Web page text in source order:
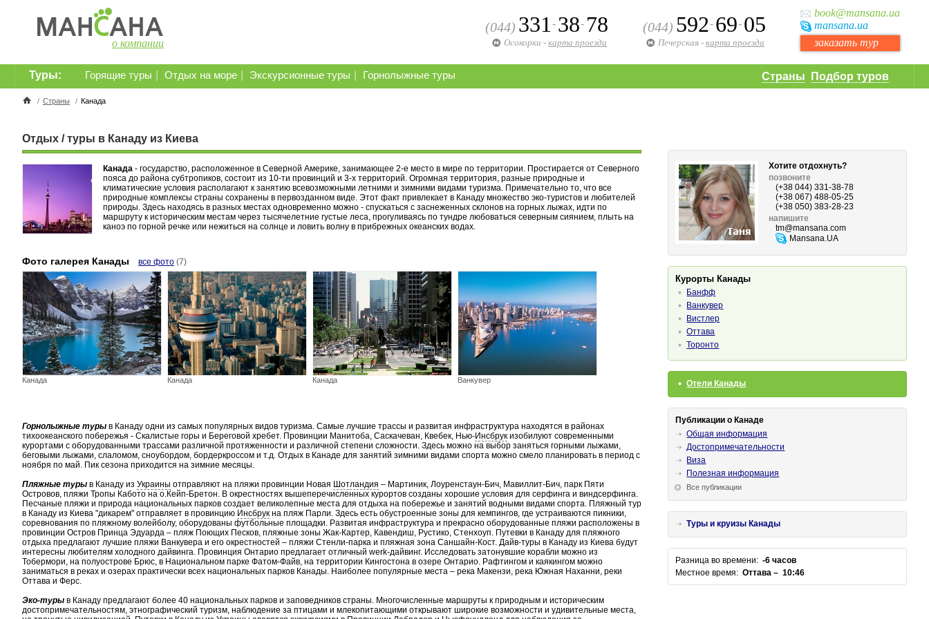
о компании
book@mansana.ua
mansana.ua
заказать тур
(044) 592- 69- 05
Печерская - карта проезда
(044) 331 - 38- 78
Осокорки - карта проезда
Страны Подбор туров
Горящие туры Отдых на море Экскурсионные туры Горнолыжные туры
Туры:
/ Страны / Канада
Отдых / туры в Канаду из Киева
Канада - государство, расположенное в Северной Америке, занимающее 2-е место в мире по территории. Простирается от Северного
пояса до района субтропиков, состоит из 10-ти провинций и 3-х территорий. Огромная территория, разные природные и
климатические условия располагают к занятию всевозможными летними и зимними видами туризма. Примечательно то, что все
природные комплексы страны сохранены в первозданном виде. Этот факт привлекает в Канаду множество эко-туристов и любителей
природы. Здесь находясь в разных местах одновременно можно - спускаться с заснеженных склонов на горных лыжах, идти по
маршруту к историческим местам через тысячелетние густые леса, прогуливаясь по тундре любоваться северным сиянием, плыть на
каноэ по горной речке или нежиться на солнце и ловить волну в прибрежных океанских водах.
Фото галерея Канады все фото (7)
Канада Канада Канада Ванкувер
Горнолыжные туры в Канаду одни из самых популярных видов туризма. Самые лучшие трассы и развитая инфраструктура находятся в районах
тихоокеанского побережья - Скалистые горы и Береговой хребет. Провинции Манитоба, Саскачеван, Квебек, Нью-Инсбрук изобилуют современными
курортами с оборудованными трассами различной протяженности и различной степени сложности. Здесь можно на выбор заняться горными лыжами,
беговыми лыжами, слаломом, сноубордом, бордеркроссом и т.д. Отдых в Канаде для занятий зимними видами спорта можно смело планировать в период с
ноября по май. Пик сезона приходится на зимние месяцы.
Пляжные туры в Канаду из Украины отправляют на пляжи провинции Новая Шотландия – Мартиник, Лоуренстаун-Бич, Мавиллит-Бич, парк Пяти
Островов, пляжи Тропы Кабото на о.Кейп-Бретон. В окрестностях вышеперечисленных курортов созданы хорошие условия для серфинга и виндсерфинга.
Песчаные пляжи и природа национальных парков создает великолепные места для отдыха на побережье и занятий водными видами спорта. Пляжный тур
в Канаду из Киева "дикарем" отправляет в провинцию Инсбрук на пляж Парли. Здесь есть обустроенные зоны для кемпингов, где устраиваются пикники,
соревнования по пляжному волейболу, оборудованы футбольные площадки. Развитая инфраструктура и прекрасно оборудованные пляжи расположены в
провинции Остров Принца Эдуарда – пляж Поющих Песков, пляжные зоны Жак-Картер, Кавендиш, Рустико, Стенхоуп. Путевки в Канаду для пляжного
отдыха предлагают лучшие пляжи Ванкувера и его окрестностей – пляжи Стенли-парка и пляжная зона Саншайн-Кост. Дайв-туры в Канаду из Киева будут
интересны любителям холодного дайвинга. Провинция Онтарио предлагает отличный werk-дайвинг. Исследовать затонувшие корабли можно из
Тобермори, на полуострове Брюс, в Национальном парке Фатом-Файв, на территории Кингостона в озере Онтарио. Рафтингом и каякингом можно
заниматься в реках и озерах практически всех национальных парков Канады. Наиболее популярные места – река Макензи, река Южная Наханни, реки
Оттава и Ферс.
Эко-туры в Канаду предлагают более 40 национальных парков и заповедников страны. Многочисленные маршруты к природным и историческим
достопримечательностям, этнографический туризм, наблюдение за птицами и млекопитающими открывают широкие возможности и удивительные места,
Хотите отдохнуть?
позвоните
(+38 044) 331-38-78
(+38 067) 488-05-25
(+38 050) 383-28-23
напишите
tm@mansana.com
Mansana.UA
Курорты Канады
Банфф
Ванкувер
Вистлер
Оттава
Торонто
Отели Канады
Публикации о Канаде
Общая информация
Достопримечательности
Виза
Полезная информация
Все публикации
Туры и круизы Канады
Разница во времени:-6 часов
Местное время:Оттава – 10:46